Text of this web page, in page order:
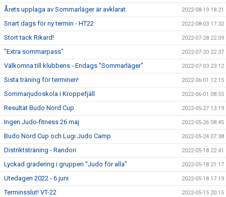
Årets upplaga av Sommarläger är avklarat. 2022-08-19 18:21
Snart dags för ny termin - HT22 2022-08-03 17:32
Stort tack Rikard! 2022-07-28 22:09
"Extra sommarpass" 2022-07-20 22:37
Välkomna till klubbens - Endags "Sommarläger" 2022-07-03 23:12
Sista träning för terminen! 2022-06-01 12:15
Sommarjudoskola i Kroppefjäll 2022-06-01 08:55
Resultat Budo Nord Cup 2022-05-27 13:19
Ingen Judo-fitness 26 maj 2022-05-26 08:45
Budo Nord Cup och Lugi Judo Camp 2022-05-24 07:38
Distriktsträning - Randori 2022-05-18 22:41
Lyckad gradering i gruppen "Judo för alla" 2022-05-18 21:17
Utedagen 2022 - 6 juni 2022-05-18 17:19
Terminsslut! VT-22 2022-05-15 20:15